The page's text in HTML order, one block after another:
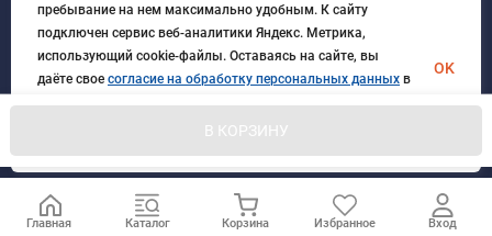
В КОРЗИНУ
© 2026 БлагАвтоКомплект. Все права защищены
Главная Каталог Корзина Избранное Вход
пребывание на нем максимально удобным. К cайту
подключен сервис веб-аналитики Яндекс. Метрика,
использующий cookie-файлы. Оставаясь на сайте, вы
даёте свое согласие на обработку персональных данных в
порядке, указанном вПолитике обработки персональных
OK